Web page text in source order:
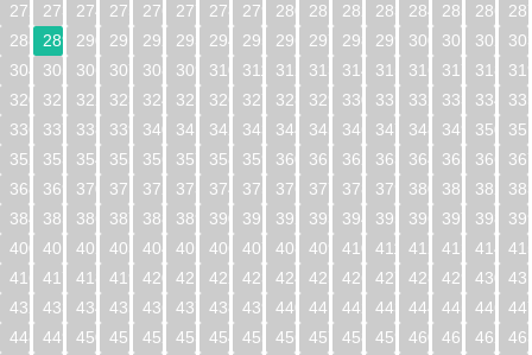
272
273 274 275 276 277 278 279 280 281 282 283 284 285 286
288
289 290 291 292 293 294 295 296 297 298 299 300 301 302
304
305 306 307 308 309 310 311 312 313 314 315 316 317 318
320
321 322 323 324 325 326 327 328 329 330 331 332 333 334
336
337 338 339 340 341 342 343 344 345 346 347 348 349 350
352
353 354 355 356 357 358 359 360 361 362 363 364 365 366
368
369 370 371 372 373 374 375 376 377 378 379 380 381 382
384
385 386 387 388 389 390 391 392 393 394 395 396 397 398
400
401 402 403 404 405 406 407 408 409 410 411 412 413 414
416
417 418 419 420 421 422 423 424 425 426 427 428 429 430
432
433 434 435 436 437 438 439 440 441 442 443 444 445 446
448
449 450 451 452 453 454 455 456 457 458 459 460 461 462